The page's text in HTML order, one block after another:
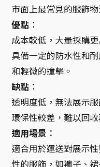
市面上最常見的服飾
優點 ：
成本較低，大量採購
具備一定的防水性和
和輕微的撞擊。
缺點 ：
透明度低，無法展示服
環保性較差，難以回收
適用場景 ：
適合用於運送對展示
性的服飾，如褲子、裙